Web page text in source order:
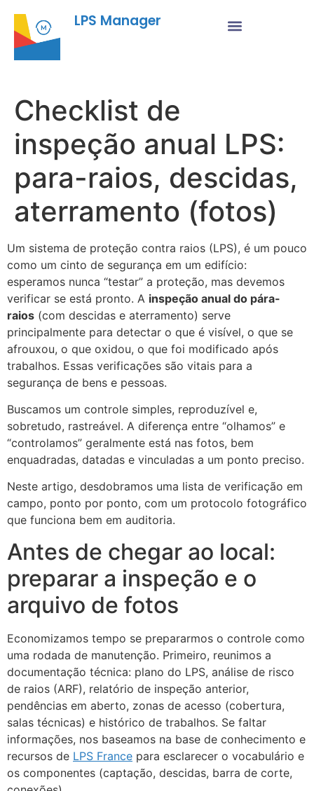
LPS Manager
Checklist de
inspeção anual LPS:
para-raios, descidas,
aterramento (fotos)
Um sistema de proteção contra raios (LPS), é um pouco
como um cinto de segurança em um edifício:
esperamos nunca “testar” a proteção, mas devemos
verificar se está pronto. A inspeção anual do pára-
raios (com descidas e aterramento) serve
principalmente para detectar o que é visível, o que se
afrouxou, o que oxidou, o que foi modificado após
trabalhos. Essas verificações são vitais para a
segurança de bens e pessoas.
Buscamos um controle simples, reproduzível e,
sobretudo, rastreável. A diferença entre “olhamos” e
“controlamos” geralmente está nas fotos, bem
enquadradas, datadas e vinculadas a um ponto preciso.
Neste artigo, desdobramos uma lista de verificação em
campo, ponto por ponto, com um protocolo fotográfico
que funciona bem em auditoria.
Antes de chegar ao local:
preparar a inspeção e o
arquivo de fotos
Economizamos tempo se prepararmos o controle como
uma rodada de manutenção. Primeiro, reunimos a
documentação técnica: plano do LPS, análise de risco
de raios (ARF), relatório de inspeção anterior,
pendências em aberto, zonas de acesso (cobertura,
salas técnicas) e histórico de trabalhos. Se faltar
informações, nos baseamos na base de conhecimento e
recursos de LPS France para esclarecer o vocabulário e
os componentes (captação, descidas, barra de corte,